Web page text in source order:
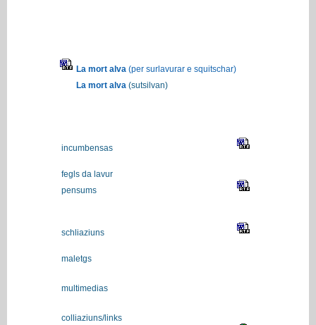
La mort alva (per surlavurar e squitschar)
La mort alva (sutsilvan)
incumbensas
fegls da lavur
pensums
schliaziuns
maletgs
multimedias
colliaziuns/links